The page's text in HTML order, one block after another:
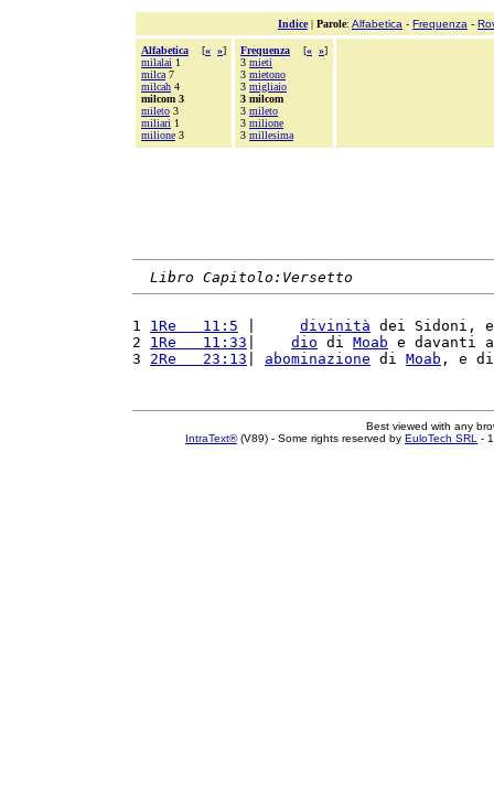
Indice| Parole: Alfabetica - Frequenza -
Alfabetica [« »]
milalai 1
milca 7
milcah 4
milcom 3
mileto 3
miliari 1
milione 3
Frequenza [« »]
3 mieti
3 mietono
3 migliaio
3 milcom
3 mileto
3 milione
3 millesima
Libro Capitolo:Versetto
1 1Re   11:5 divinità dei Sidoni,
2 1Re   11:33 dio di Moab e davanti
3 2Re   23:13 abominazione di Moab , e
Best viewed with any
IntraText®(V89) - Some rights reserved by EuloTech SRL -